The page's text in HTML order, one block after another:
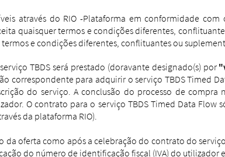
através do RIO -Plataforma em conformidade
quaisquer termos e condições diferentes,
e condições diferentes, conflituantes ou
TBDS será prestado (doravante designado(s) por
correspondente para adquirir o serviço TBDS Timed
do serviço. A conclusão do processo de compra
O contrato para o serviço TBDS Timed Data Flow
da plataforma RIO).
da oferta como após a celebração do contrato do
do número de identificação fiscal (IVA) do utilizador